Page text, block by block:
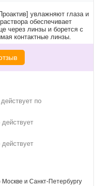
увлажняют глаза и
обеспечивает
через линзы и борется с
контактные линзы.
по
действует
действует
Москве и Санкт-Петербургу